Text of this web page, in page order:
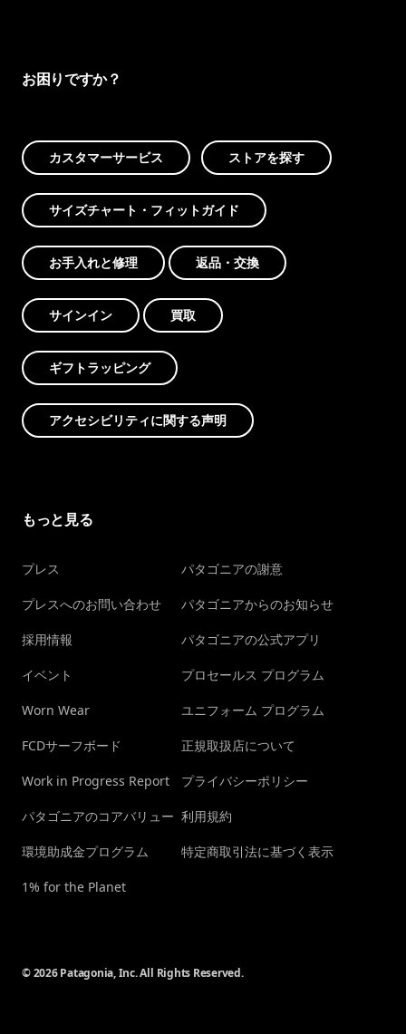
お困りですか？
カスタマーサービス ストアを探す
サイズチャート・フィットガイド
お手入れと修理 返品・交換
サインイン 買取
ギフトラッピング
アクセシビリティに関する声明
もっと見る
プレス
プレスへのお問い合わせ
採用情報
イベント
Worn Wear
FCDサーフボード
Work in Progress Report
パタゴニアのコアバリュー
環境助成金プログラム
1% for the Planet
パタゴニアの謝意
パタゴニアからのお知らせ
パタゴニアの公式アプリ
プロセールス プログラム
ユニフォーム プログラム
正規取扱店について
プライバシーポリシー
利用規約
特定商取引法に基づく表示
© 2026 Patagonia, Inc. All Rights Reserved.